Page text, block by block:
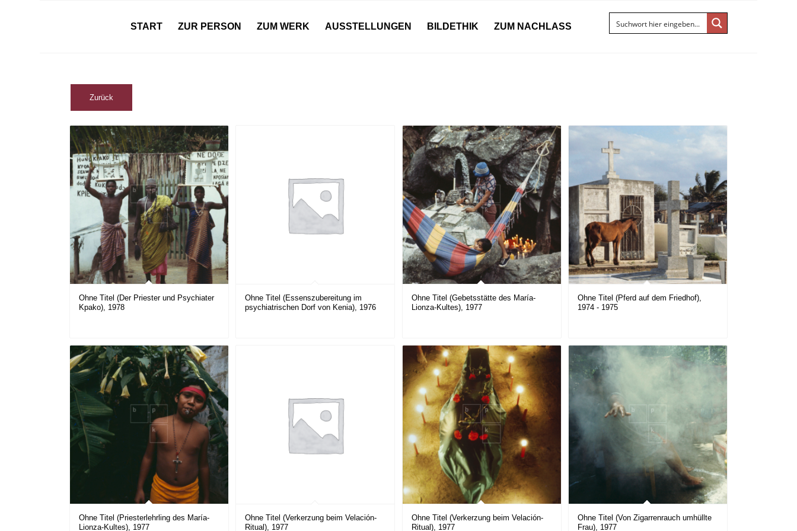
START ZUR PERSON ZUM WERK AUSSTELLUNGEN BILDETHIK ZUM NACHLASS
Ohne Titel (Der Priester und Psychiater
Kpako), 1978
Ohne Titel (Essenszubereitung im
psychiatrischen Dorf von Kenia), 1976
Ohne Titel (Gebetsstätte des María-
Lionza-Kultes), 1977
Ohne Titel (Pferd auf dem Friedhof),
1974 - 1975
Ohne Titel (Priesterlehrling des María-
Lionza-Kultes), 1977
Ohne Titel (Verkerzung beim Velación-
Ritual), 1977
Ohne Titel (Verkerzung beim Velación-
Ritual), 1977
Ohne Titel (Von Zigarrenrauch umhüllte
Frau), 1977